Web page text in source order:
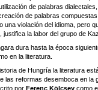
de palabras
de palabras
una violación del idioma, pero
justifica la labor del grupo de
dura hasta la época
en la literatura.
de Hungría la literatura
las reformas desemboca en la
por Ferenc Kölcsey como